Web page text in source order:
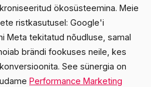
ökosüsteemina. Meie
ristkasutusel: Google'i
Meta tekitatud nõudluse, samal
brändi fookuses neile, kes
See sünergia on
Performance Marketing